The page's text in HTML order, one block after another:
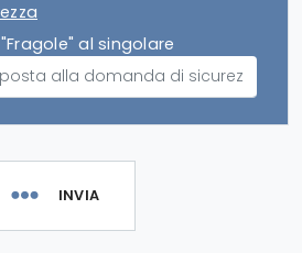
al singolare
INVIA